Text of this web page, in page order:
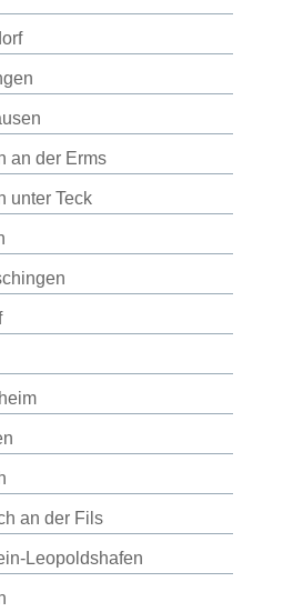
an der Erms
unter Teck
an der Fils
Leopoldshafen